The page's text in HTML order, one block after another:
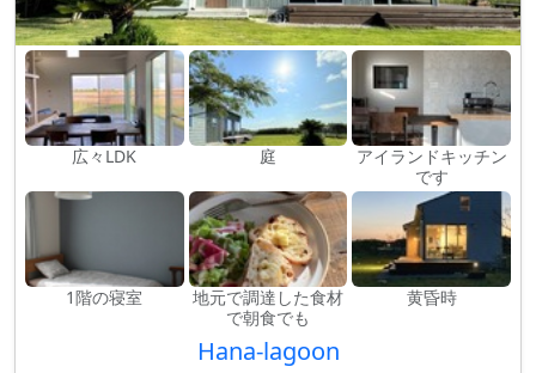
広々LDK 庭
アイランドキッチン
です
1階の寝室
地元で調達した食材
で朝食でも
黄昏時
Hana-lagoon